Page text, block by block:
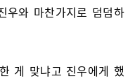
우와 마찬가지로 덤덤하
게 맞냐고 진우에게 했